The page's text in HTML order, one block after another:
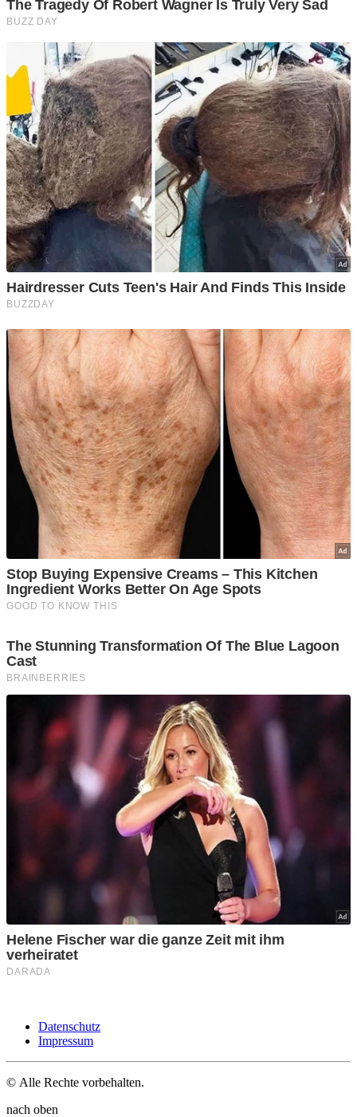
Datenschutz
Impressum
© Alle Rechte vorbehalten.
nach oben